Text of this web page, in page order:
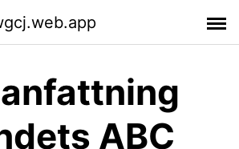
ABC